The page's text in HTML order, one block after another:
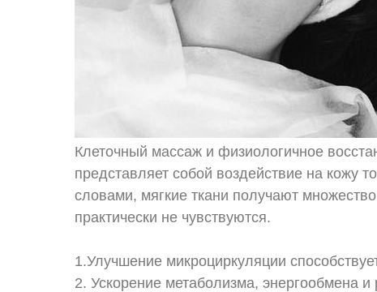
Клеточный массаж и физиологичное
представляет собой воздействие на кожу
словами, мягкие ткани получают
практически не чувствуются.
1.Улучшение микроциркуляции
2. Ускорение метаболизма, энергообмена